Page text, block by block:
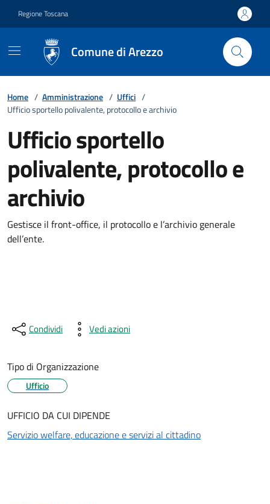
Regione Toscana
Comune di Arezzo
Home / Amministrazione / Uffici /
Ufficio sportello polivalente, protocollo e archivio
Ufficio sportello
polivalente, protocollo e
archivio
Gestisce il front-office, il protocollo e l’archivio generale
dell’ente.
Condividi Vedi azioni
Tipo di Organizzazione
Ufficio
UFFICIO DA CUI DIPENDE
Servizio welfare, educazione e servizi al cittadino